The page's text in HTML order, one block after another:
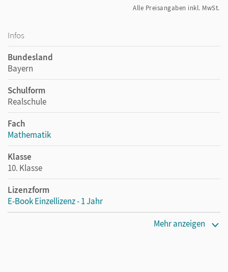
Alle Preisangaben inkl. MwSt.
Infos
Bundesland
Bayern
Schulform
Realschule
Fach
Mathematik
Klasse
10. Klasse
Lizenzform
E-Book Einzellizenz - 1 Jahr
Mehr anzeigen